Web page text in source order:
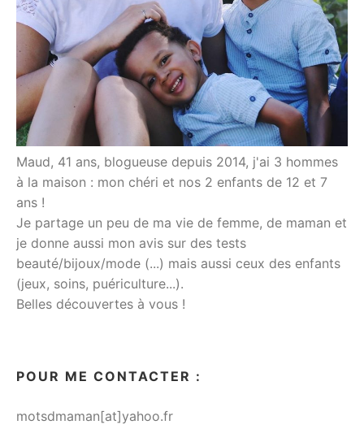
Maud, 41 ans, blogueuse depuis 2014, j'ai 3 hommes
à la maison : mon chéri et nos 2 enfants de 12 et 7
ans !
Je partage un peu de ma vie de femme, de maman et
je donne aussi mon avis sur des tests
beauté/bijoux/mode (...) mais aussi ceux des enfants
(jeux, soins, puériculture...).
Belles découvertes à vous !
POUR ME CONTACTER :
motsdmaman[at]yahoo.fr